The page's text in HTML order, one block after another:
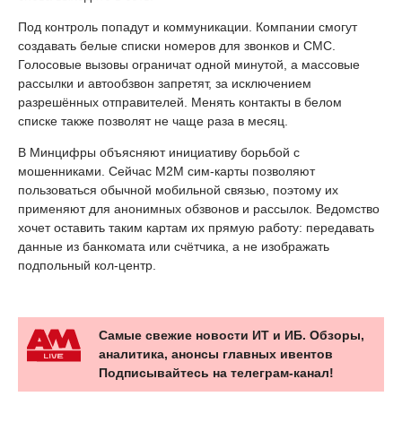
Под контроль попадут и коммуникации. Компании смогут
создавать белые списки номеров для звонков и СМС.
Голосовые вызовы ограничат одной минутой, а массовые
рассылки и автообзвон запретят, за исключением
разрешённых отправителей. Менять контакты в белом
списке также позволят не чаще раза в месяц.
В Минцифры объясняют инициативу борьбой с
мошенниками. Сейчас M2M сим-карты позволяют
пользоваться обычной мобильной связью, поэтому их
применяют для анонимных обзвонов и рассылок. Ведомство
хочет оставить таким картам их прямую работу: передавать
данные из банкомата или счётчика, а не изображать
подпольный кол-центр.
Самые свежие новости ИТ и ИБ. Обзоры,
аналитика, анонсы главных ивентов
Подписывайтесь на телеграм-канал!